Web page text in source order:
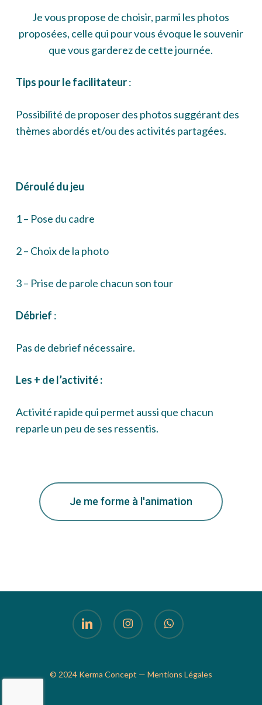
Je vous propose de choisir, parmi les photos
proposées, celle qui pour vous évoque le souvenir
que vous garderez de cette journée.
Tips pour le facilitateur:
Possibilité de proposer des photos suggérant des
thèmes abordés et/ou des activités partagées.
Déroulé du jeu
1 – Pose du cadre
2 – Choix de la photo
3 – Prise de parole chacun son tour
Débrief :
Pas de debrief nécessaire.
Les + de l’activité :
Activité rapide qui permet aussi que chacun
reparle un peu de ses ressentis.
Je me forme à l'animation
linkedin instagram whatsapp
© 2024 Kerma Concept — Mentions Légales